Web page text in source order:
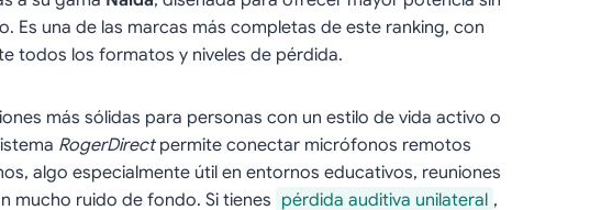
Es una de las marcas más completas de este ranking, con
todos los formatos y niveles de pérdida.
más sólidas para personas con un estilo de vida activo o
RogerDirectpermite conectar micrófonos remotos
algo especialmente útil en entornos educativos, reuniones
mucho ruido de fondo. Si tienes pérdida auditiva unilateral ,